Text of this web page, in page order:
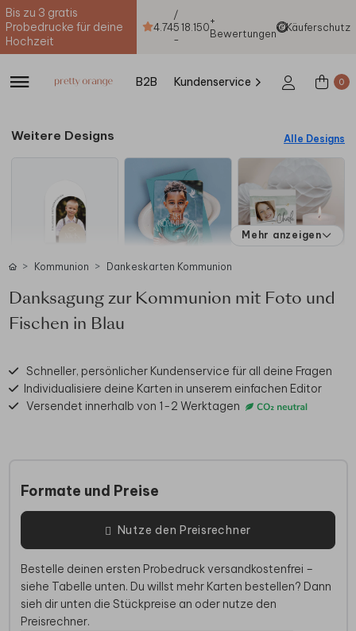
Bis zu 3 gratis
Probedrucke für deine
Hochzeit
4.74
/
5
-
18.150+
Bewertungen
Käuferschutz
B2B Kundenservice 0
Weitere Designs Alle Designs
Mehr anzeigen
Kommunion Dankeskarten Kommunion
Danksagung zur Kommunion mit Foto und
Fischen in Blau
Schneller, persönlicher Kundenservice für all deine Fragen
Individualisiere deine Karten in unserem einfachen Editor
Versendet innerhalb von 1-2 Werktagen
Formate und Preise
Nutze den Preisrechner
Bestelle deinen ersten Probedruck versandkostenfrei –
siehe Tabelle unten. Du willst mehr Karten bestellen? Dann
sieh dir unten die Stückpreise an oder nutze den
Preisrechner.